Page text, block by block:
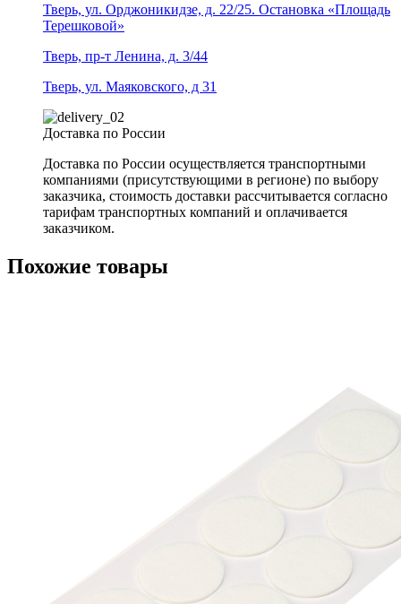
Тверь, ул. Орджоникидзе, д. 22/25. Остановка «Площадь
Терешковой»
Тверь, пр-т Ленина, д. 3/44
Тверь, ул. Маяковского, д 31
Доставка по России
Доставка по России осуществляется транспортными
компаниями (присутствующими в регионе) по выбору
заказчика, стоимость доставки рассчитывается согласно
тарифам транспортных компаний и оплачивается
заказчиком.
Похожие товары